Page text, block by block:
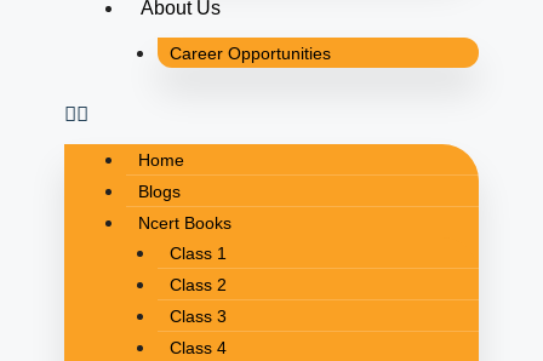
About Us
Career Opportunities
Home
Blogs
Ncert Books
Class 1
Class 2
Class 3
Class 4